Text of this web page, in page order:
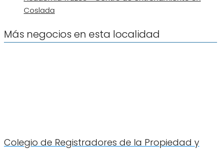
Coslada
Más negocios en esta localidad
Colegio de Registradores de la Propiedad y